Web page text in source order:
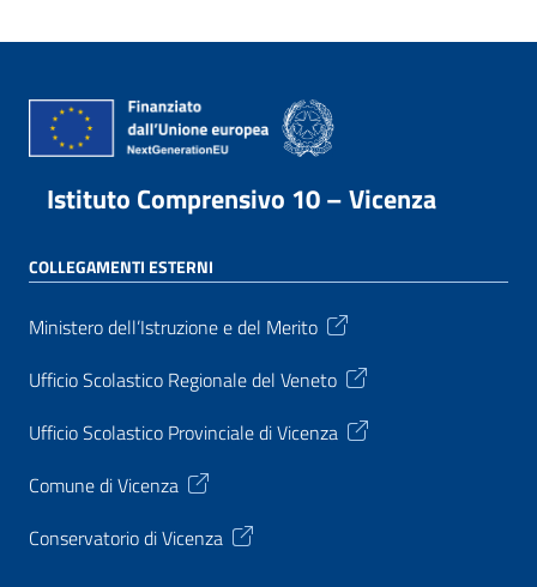
Istituto Comprensivo 10 – Vicenza
COLLEGAMENTI ESTERNI
Ministero dell’Istruzione e del Merito
Ufficio Scolastico Regionale del Veneto
Ufficio Scolastico Provinciale di Vicenza
Comune di Vicenza
Conservatorio di Vicenza